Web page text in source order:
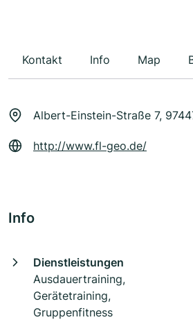
Kontakt Info Map
Albert-Einstein-Straße 7,
http://www.fl-geo.de/
Info
Dienstleistungen
Ausdauertraining,
Gerätetraining,
Gruppenfitness